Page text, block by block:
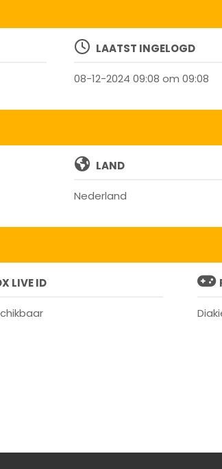
LAATST INGELOGD
08-12-2024 09:08 om 09:08
LAND
Nederland
LIVE ID